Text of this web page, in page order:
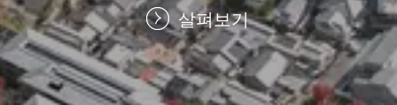
살펴보기